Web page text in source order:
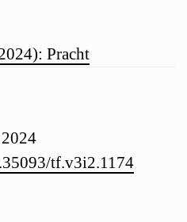
tf.v3i2.1174
Pracht